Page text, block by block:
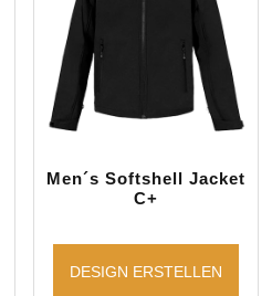
Men´s Softshell Jacket
C+
DESIGN ERSTELLEN